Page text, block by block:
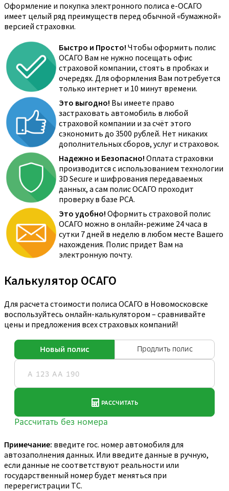
Оформление и покупка электронного полиса е-ОСАГО
имеет целый ряд преимуществ перед обычной «бумажной»
версией страховки.
Быстро и Просто! Чтобы оформить полис
ОСАГО Вам не нужно посещать офис
страховой компании, стоять в пробках и
очередях. Для оформления Вам потребуется
только интернет и 10 минут времени.
Это выгодно! Вы имеете право
застраховать автомобиль в любой
страховой компании и за счёт этого
сэкономить до 3500 рублей. Нет никаких
дополнительных сборов, услуг и страховок.
Надежно и Безопасно! Оплата страховки
производится с использованием технологии
3D Secure и шифрования передаваемых
данных, а сам полис ОСАГО проходит
проверку в базе РСА.
Это удобно! Оформить страховой полис
ОСАГО можно в онлайн-режиме 24 часа в
сутки 7 дней в неделю в любом месте Вашего
нахождения. Полис придет Вам на
электронную почту.
Калькулятор ОСАГО
Для расчета стоимости полиса ОСАГО в Новомосковске
воспользуйтесь онлайн-калькулятором – сравнивайте
цены и предложения всех страховых компаний!
Примечание: введите гос. номер автомобиля для
автозаполнения данных. Или введите данные в ручную,
если данные не соответствуют реальности или
государственный номер будет меняться при
перерегистрации ТС.